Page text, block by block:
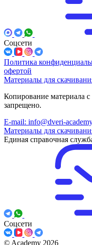
Соцсети
Политика
офертой
Материалы для
Копирование материала
запрещено.
E-mail: info@dveri-
Материалы для
Единая справочная
Соцсети
© Academy 2026